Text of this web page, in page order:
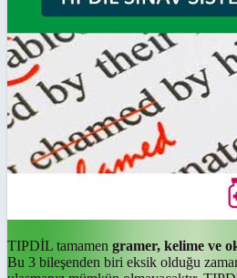
TIPDİL tamamen gramer, kelime ve
Bu 3 bileşenden biri eksik olduğu